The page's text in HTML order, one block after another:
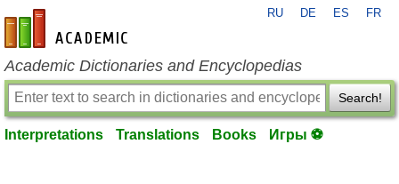
en-academic.com
RU DE ES FR
Academic Dictionaries and Encyclopedias
Search!
Interpretations Translations Books Игры ⚽